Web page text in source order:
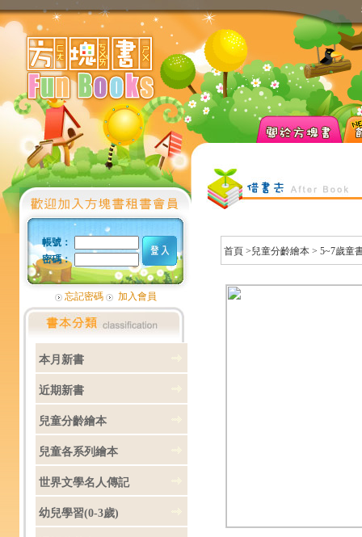
帳號：
密碼：
忘記密碼 加入會員
本月新書
近期新書
兒童分齡繪本
兒童各系列繪本
世界文學名人傳記
幼兒學習(0-3歲)
首頁 >兒童分齡繪本 > 5~7歲童